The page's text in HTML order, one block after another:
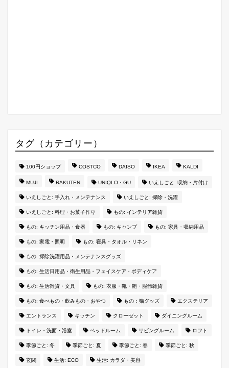
タグ（カテゴリー）
100円ショップ COSTCO DAISO IKEA KALDI
MUJI RAKUTEN UNIQLO・GU いえしごと: 収納・片付け
いえしごと: 手入れ・メンテナンス いえしごと: 掃除・洗濯
いえしごと: 料理・お菓子作り もの: インテリア雑貨
もの: キッチン用品・食器 もの: キャンプ もの: 家具・収納用品
もの: 家電・照明 もの: 寝具・タオル・リネン
もの: 掃除洗濯用品・メンテナンスグッズ
もの: 生活日用品・衛生用品・フェイスケア・ボディケア
もの: 生活雑貨・文具 もの: 衣服・靴・鞄・服飾雑貨
もの: 食べもの・飲みもの・おやつ もの：猫グッズ エクステリア
エントランス キッチン クローゼット ダイニングルーム
トイレ・洗面・浴室 ベッドルーム リビングルーム ロフト
季節ごと: 冬 季節ごと: 夏 季節ごと: 春 季節ごと: 秋
玄関 生活: ECO 生活: カラダ・美容